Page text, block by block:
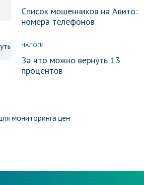
Список мошенников на Авито:
номера телефонов
НАЛОГИ
За что можно вернуть 13
процентов